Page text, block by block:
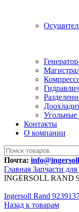
Генератор
Контакты
О компании
Почта:
Главная Запчасти
INGERSOLL RAND
Ingersoll Rand
Назад к товарам